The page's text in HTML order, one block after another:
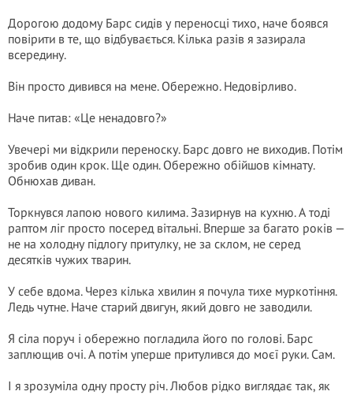
Дорогою додому Барс сидів у переносці тихо, наче боявся
повірити в те, що відбувається. Кілька разів я зазирала
всередину.
Він просто дивився на мене. Обережно. Недовірливо.
Наче питав: «Це ненадовго?»
Увечері ми відкрили переноску. Барс довго не виходив. Потім
зробив один крок. Ще один. Обережно обійшов кімнату.
Обнюхав диван.
Торкнувся лапою нового килима. Зазирнув на кухню. А тоді
раптом ліг просто посеред вітальні. Вперше за багато років —
не на холодну підлогу притулку, не за склом, не серед
десятків чужих тварин.
У себе вдома. Через кілька хвилин я почула тихе муркотіння.
Ледь чутне. Наче старий двигун, який довго не заводили.
Я сіла поруч і обережно погладила його по голові. Барс
заплющив очі. А потім уперше притулився до моєї руки. Сам.
І я зрозуміла одну просту річ. Любов рідко виглядає так, як